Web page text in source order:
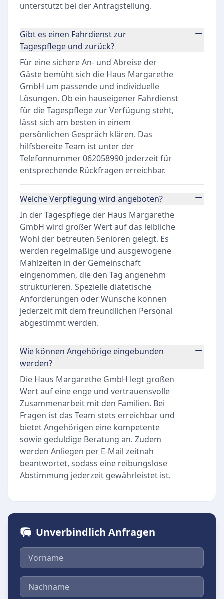
unterstützt bei der Antragstellung.
Gibt es einen Fahrdienst zur
Tagespflege und zurück?
Für eine sichere An- und Abreise der
Gäste bemüht sich die Haus Margarethe
GmbH um passende und individuelle
Lösungen. Ob ein hauseigener Fahrdienst
für die Tagespflege zur Verfügung steht,
lässt sich am besten in einem
persönlichen Gespräch klären. Das
hilfsbereite Team ist unter der
Telefonnummer 062058990 jederzeit für
entsprechende Rückfragen erreichbar.
Welche Verpflegung wird angeboten?
In der Tagespflege der Haus Margarethe
GmbH wird großer Wert auf das leibliche
Wohl der betreuten Senioren gelegt. Es
werden regelmäßige und ausgewogene
Mahlzeiten in der Gemeinschaft
eingenommen, die den Tag angenehm
strukturieren. Spezielle diätetische
Anforderungen oder Wünsche können
jederzeit mit dem freundlichen Personal
abgestimmt werden.
Wie können Angehörige eingebunden
werden?
Die Haus Margarethe GmbH legt großen
Wert auf eine enge und vertrauensvolle
Zusammenarbeit mit den Familien. Bei
Fragen ist das Team stets erreichbar und
bietet Angehörigen eine kompetente
sowie geduldige Beratung an. Zudem
werden Anliegen per E-Mail zeitnah
beantwortet, sodass eine reibungslose
Abstimmung jederzeit gewährleistet ist.
Unverbindlich Anfragen
Vorname
Nachname